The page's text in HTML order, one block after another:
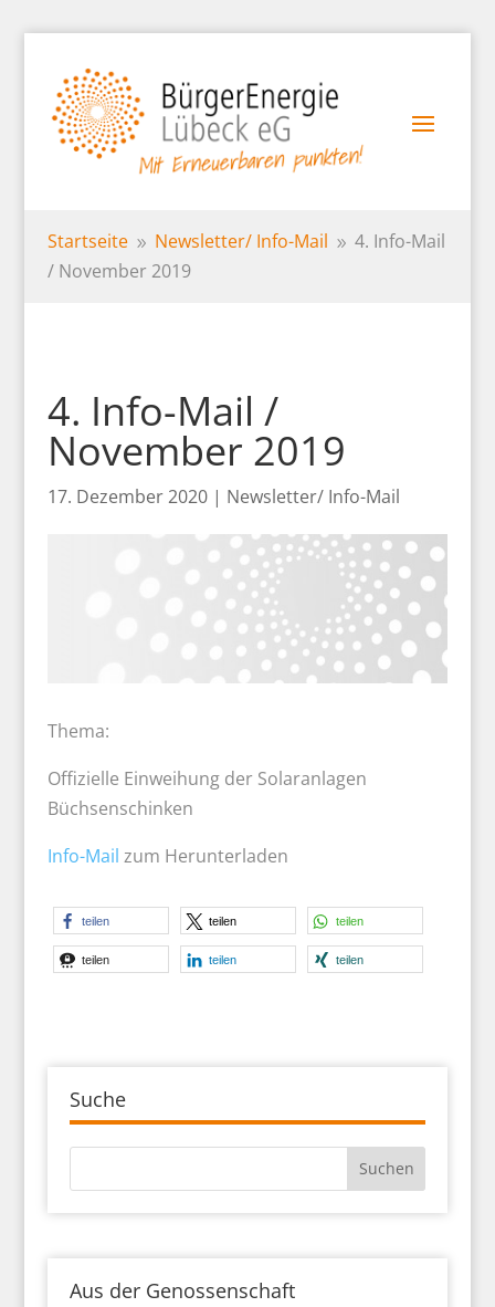
Startseite 9 Newsletter/Info-Mail 9 4. Info-Mail
/ November 2019
4. Info-Mail /
November 2019
17. Dezember 2020| Newsletter/ Info-Mail
Thema:
Offizielle Einweihung der Solaranlagen
Büchsenschinken
Info-Mail zum Herunterladen
teilen teilen teilen
teilen teilen teilen
Suche
Aus der Genossenschaft